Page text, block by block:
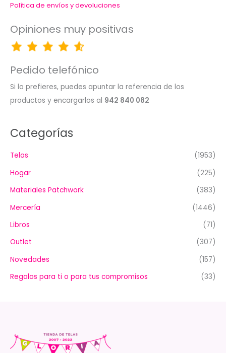
Política de envíos y devoluciones
Opiniones muy positivas
Pedido telefónico
Si lo prefieres, puedes apuntar la referencia de los
productos y encargarlos al 942 840 082
Categorías
Telas
(1953)
Hogar
(225)
Materiales Patchwork
(383)
Mercería
(1446)
Libros
(71)
Outlet
(307)
Novedades
(157)
Regalos para ti o para tus compromisos
(33)